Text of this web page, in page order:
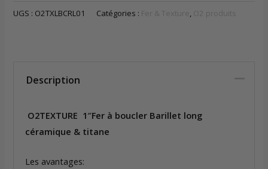
O2TEXTURE
Barillet
UGS : O2TXLBCRL01 Catégories : Fer & Texture , O2 produits
Description
O2TEXTURE 1″Fer à boucler Barillet long
céramique & titane
Les avantages: